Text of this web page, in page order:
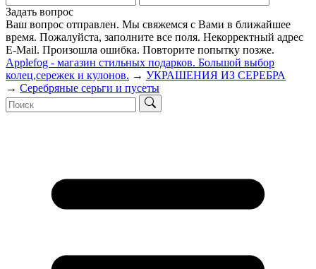
Задать вопрос
Ваш вопрос отправлен. Мы свяжемся с Вами в ближайшее
время. Пожалуйста, заполните все поля. Некорректный адрес
E-Mail. Произошла ошибка. Повторите попытку позже.
Applefog - магазин стильных подарков. Большой выбор
колец,сережек и кулонов. → УКРАШЕНИЯ ИЗ СЕРЕБРА
→ Серебряные серьги и пусеты